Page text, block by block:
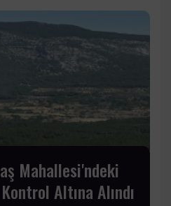
Mahallesi'ndeki
Altına Alındı